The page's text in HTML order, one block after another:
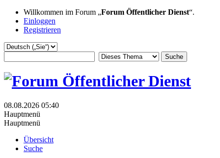
Willkommen im Forum „Forum Öffentlicher Dienst“.
Einloggen
Registrieren
08.08.2026 05:40
Hauptmenü
Hauptmenü
Übersicht
Suche